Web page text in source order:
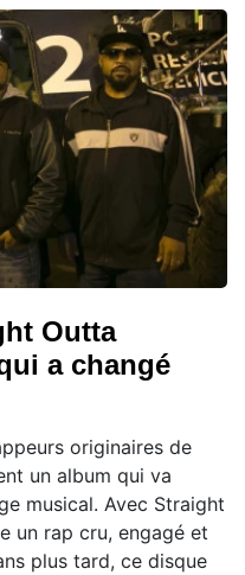
Outta
a changé
originaires de
un album qui va
musical. Avec Straight
un rap cru, engagé et
plus tard, ce disque